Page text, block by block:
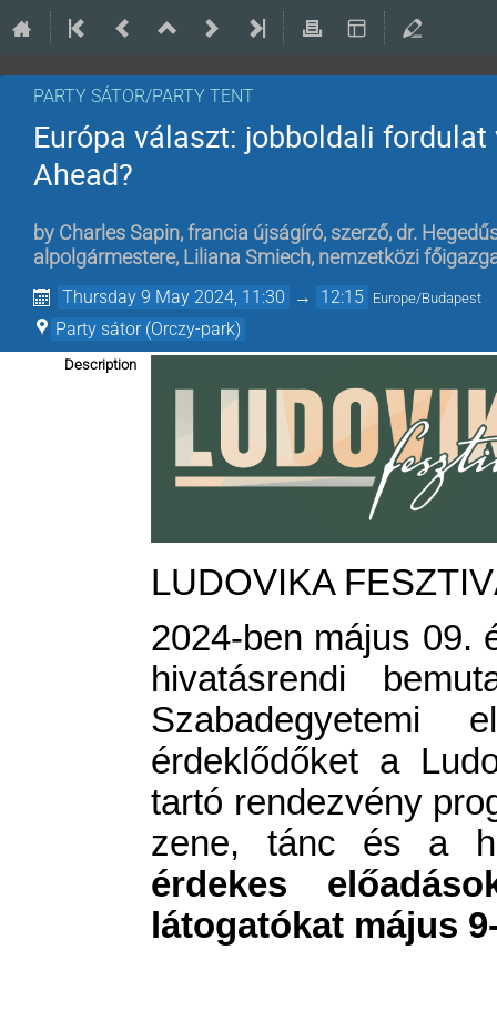
PARTY SÁTOR/PARTY TENT
Európa választ: jobboldali
Ahead?
by Charles Sapin, francia újságíró, szerző, dr.
alpolgármestere, Liliana Smiech, nemzetközi
Thursday 9 May 2024, 11:30 → 12:15 Europe/Budapest
Party sátor (Orczy-park)
Description
LUDOVIKA
2024-ben május 09.
hivatásrendi
érdeklődőket a
tartó rendezvény
zene, tánc és a
érdekes
látogatókat május